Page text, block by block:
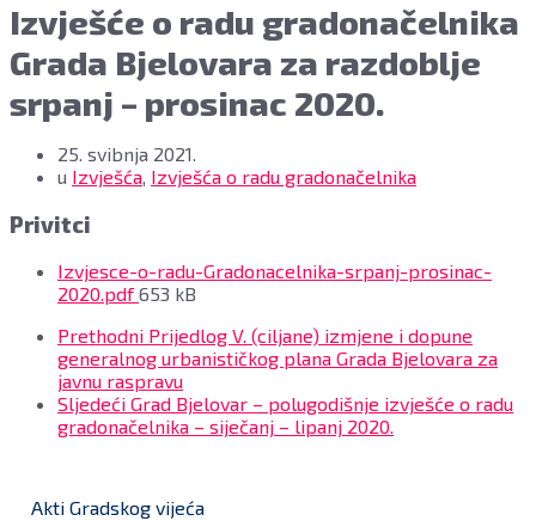
Izvješće o radu gradonačelnika
Grada Bjelovara za razdoblje
srpanj – prosinac 2020.
25. svibnja 2021.
u Izvješća, Izvješća o radu gradonačelnika
Privitci
Izvjesce-o-radu-Gradonacelnika-srpanj-prosinac-
2020.pdfFile
653 kB
Prethodni Prijedlog V. (ciljane) izmjene i dopune
generalnog urbanističkog plana Grada Bjelovara za
javnu raspravu
Sljedeći Grad Bjelovar – polugodišnje izvješće o radu
gradonačelnika – siječanj – lipanj 2020.
Akti Gradskog vijeća